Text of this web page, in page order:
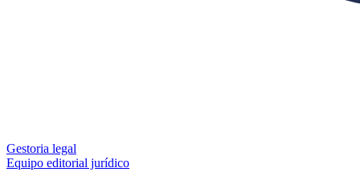
Gestoria legal
Equipo editorial jurídico